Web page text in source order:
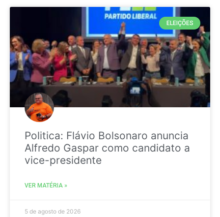
ELEIÇÕES
Politica: Flávio Bolsonaro anuncia
Alfredo Gaspar como candidato a
vice-presidente
VER MATÉRIA »
5 de agosto de 2026